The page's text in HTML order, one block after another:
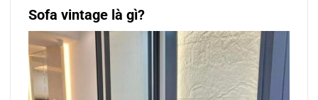
Sofa vintage là gì?